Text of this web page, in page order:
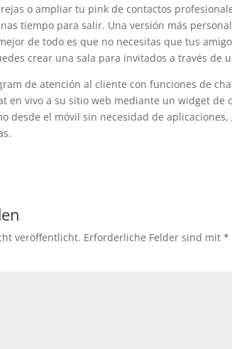
o ampliar tu pink de contactos
tiempo para salir. Una versión más
de todo es que no necesitas que tus
crear una sala para invitados a través de
de atención al cliente con funciones de
en vivo a su sitio web mediante un widget de
desde el móvil sin necesidad de aplicaciones,
veröffentlicht. Erforderliche Felder sind mit*